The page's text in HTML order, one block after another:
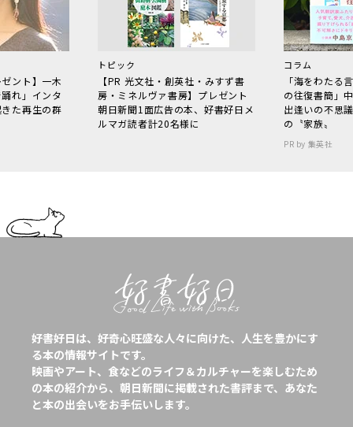
ント】一木
れ」インタ
た再生の群
トピック
【PR 光文社・創英社・みすず書
房・ミネルヴァ書房】プレゼント
朝日新聞1面広告の本、好書好日メ
ルマガ読者計20名様に
コラム
「海をわた
の往復書簡」
出逢いの不思
の〝家族〟
PR by 集英社
好書好日は、好奇心旺盛な人々に向けた、人生を豊かにす
る本の情報サイトです。
映画やアート、食などのライフ＆カルチャーを楽しむため
の本の紹介から、朝日新聞に掲載された書評まで、あなた
と本の出会いをお手伝いします。